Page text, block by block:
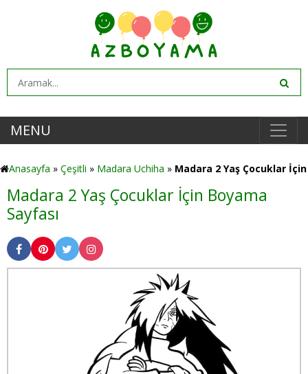
MENU
Anasayfa » Çeşitli » Madara Uchiha » Madara 2 Yaş Çocuklar İçin
Madara 2 Yaş Çocuklar İçin Boyama
Sayfası